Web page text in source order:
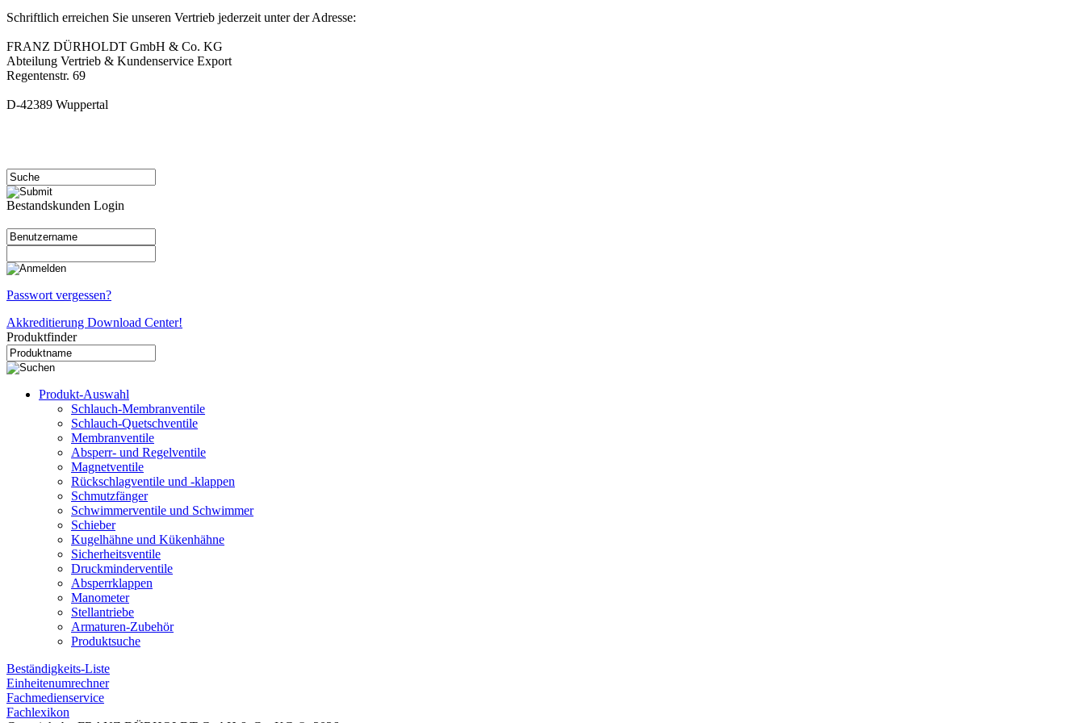
Schriftlich erreichen Sie unseren Vertrieb jederzeit unter der Adresse:
FRANZ DÜRHOLDT GmbH & Co. KG
Abteilung Vertrieb & Kundenservice Export
Regentenstr. 69
D-42389 Wuppertal
Bestandskunden Login
Passwort vergessen?
Akkreditierung Download Center!
Produktfinder
Produkt-Auswahl
Schlauch-Membranventile
Schlauch-Quetschventile
Membranventile
Absperr- und Regelventile
Magnetventile
Rückschlagventile und -klappen
Schmutzfänger
Schwimmerventile und Schwimmer
Schieber
Kugelhähne und Kükenhähne
Sicherheitsventile
Druckminderventile
Absperrklappen
Manometer
Stellantriebe
Armaturen-Zubehör
Produktsuche
Beständigkeits-Liste
Einheitenumrechner
Fachmedienservice
Fachlexikon